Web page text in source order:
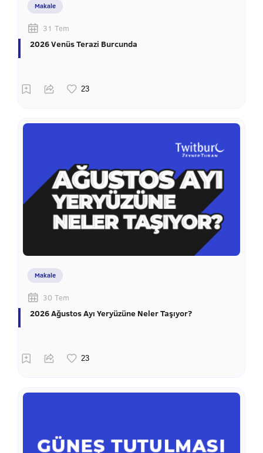
Makale
31 Tem
2026 Venüs Terazi Burcunda
Makale
30 Tem
2026 Ağustos Ayı Yeryüzüne Neler Taşıyor?